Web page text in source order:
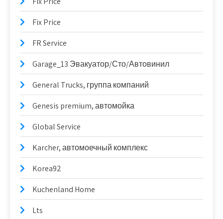
Fix Price
FR Service
Garage_13 Эвакуатор/Сто/Автовинил
General Trucks, группа компаний
Genesis premium, автомойка
Global Service
Karcher, автомоечный комплекс
Korea92
Kuchenland Home
Lts